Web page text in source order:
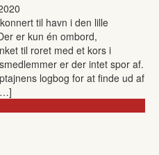
til havn i den lille
er kun én ombord,
til roret med et kors i
er der intet spor af.
logbog for at finde ud af